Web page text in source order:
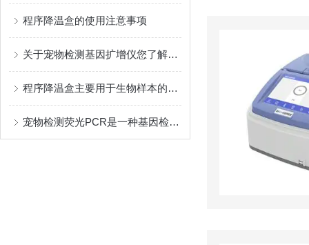
程序降温盒的使用注意事项
关于宠物检测基因扩增仪您了解多少？
程序降温盒主要用于生物样本的低温保存和处理
宠物检测荧光PCR是一种基因检测技术